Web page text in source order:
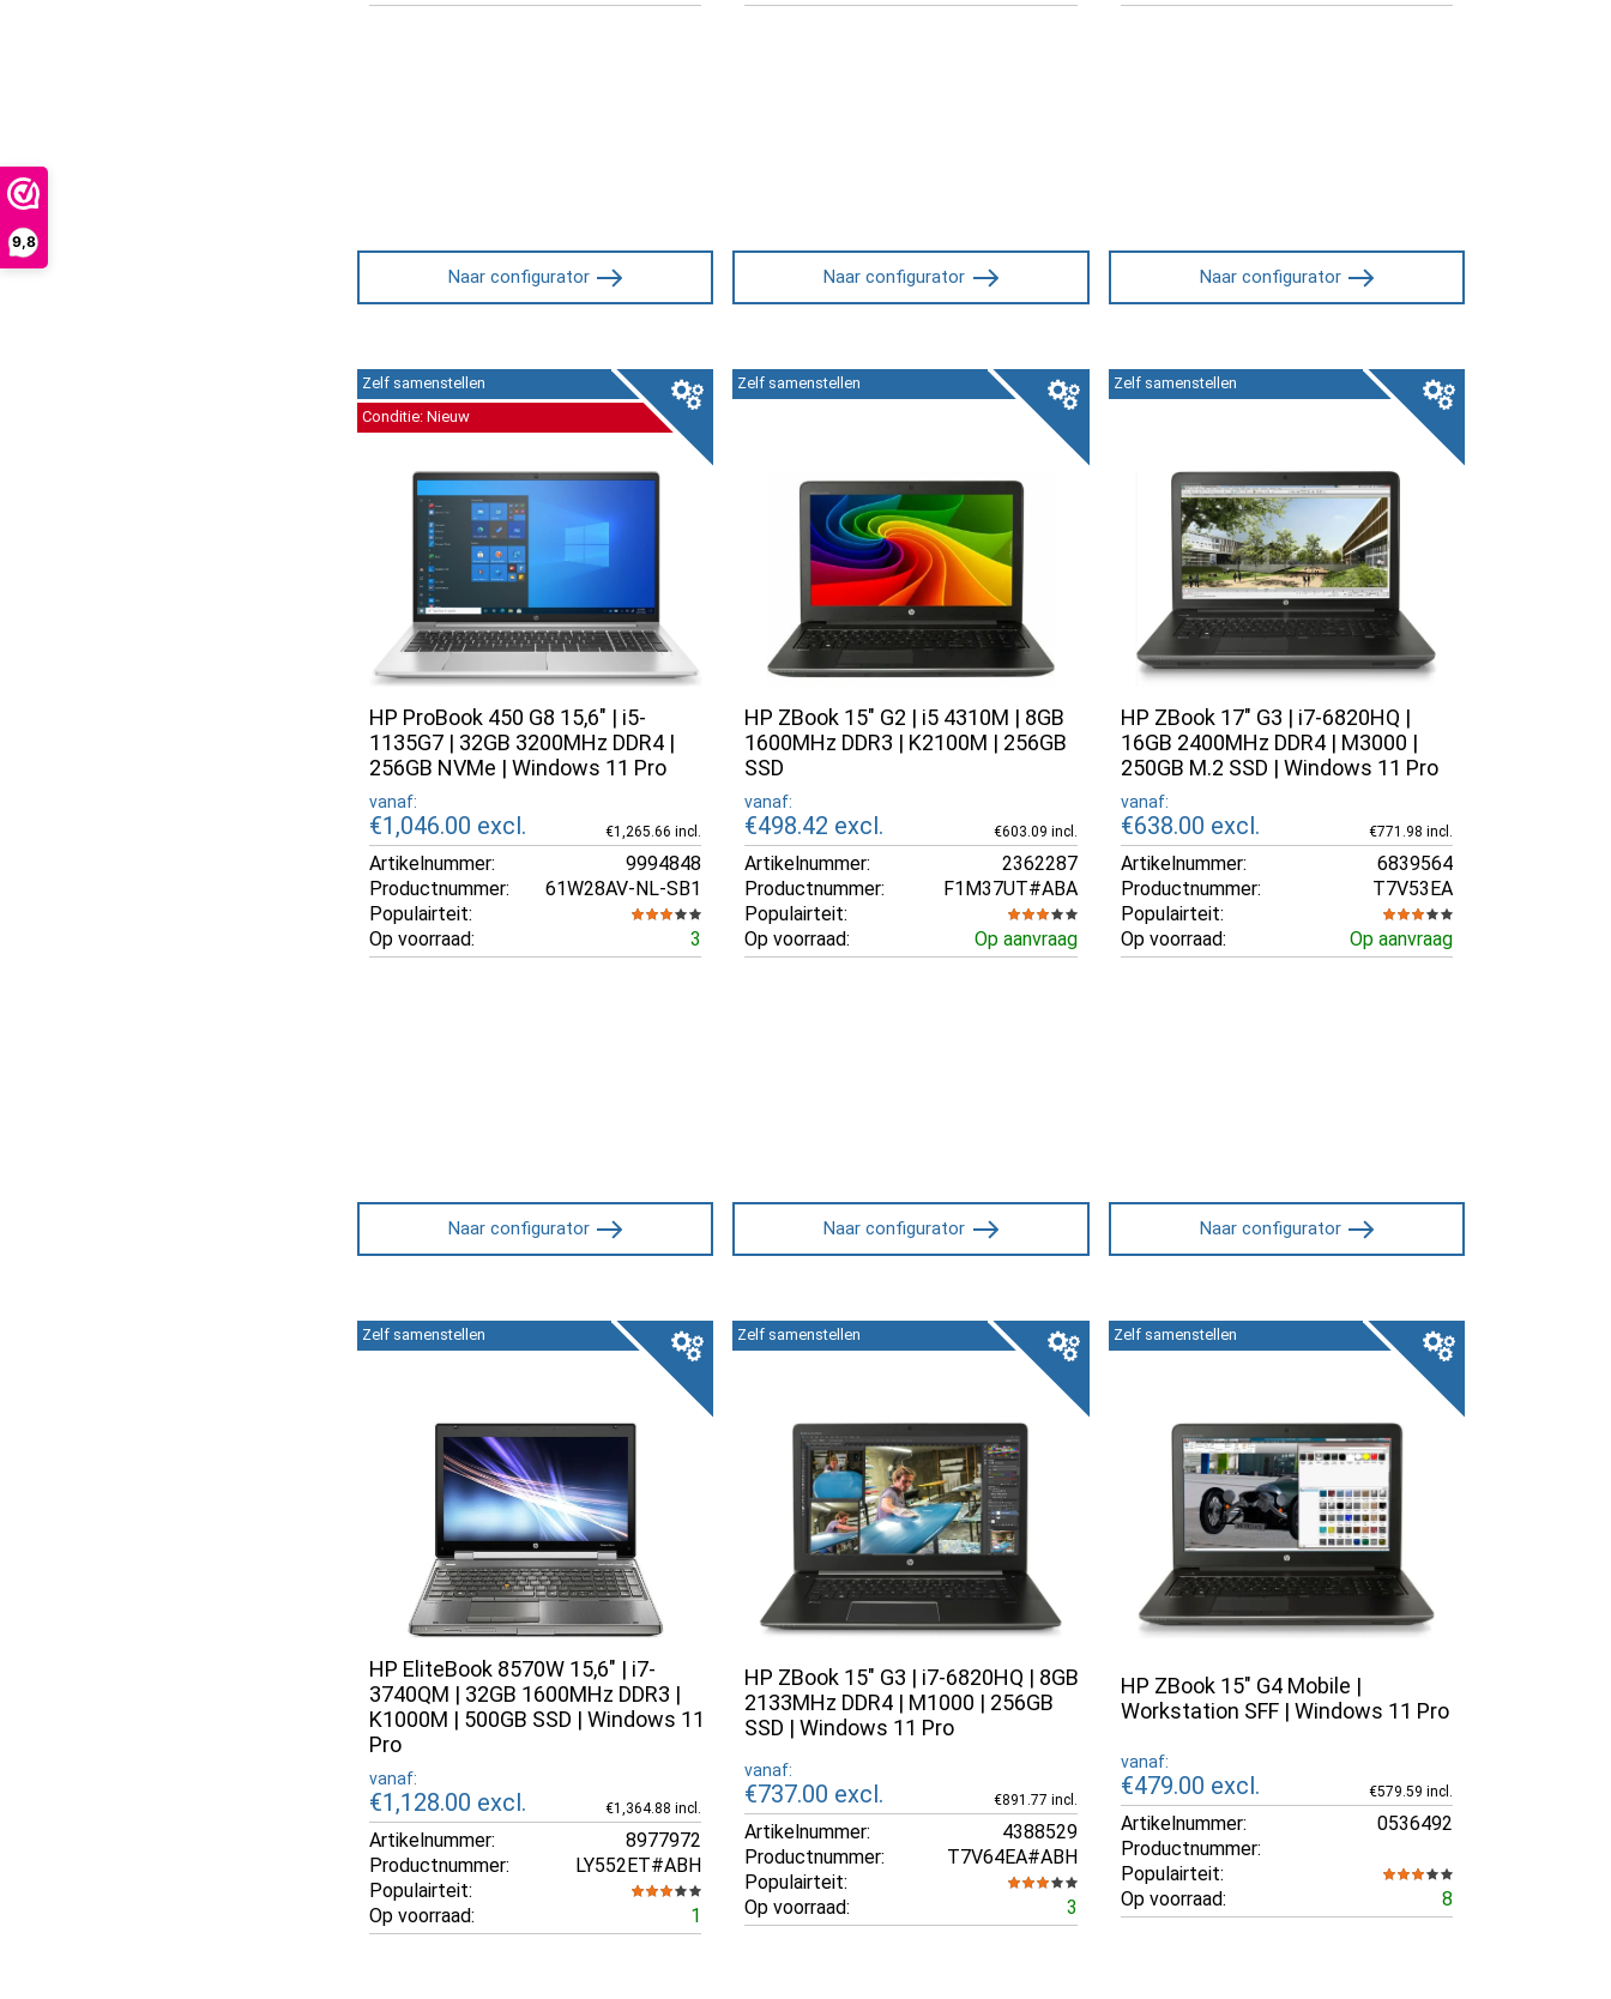
9,8
Naar configurator Naar configurator Naar configurator
HP ProBook 450 G8 15,6" | i5-
1135G7 | 32GB 3200MHz DDR4 |
256GB NVMe | Windows 11 Pro
vanaf:
€1,046.00 excl. €1,265.66 incl.
Artikelnummer:
9994848
Productnummer:
61W28AV-NL-SB1
Populairteit:
Op voorraad:
3
Zelf samenstellen
Conditie: Nieuw
Naar configurator
HP ZBook 15" G2 | i5 4310M | 8GB
1600MHz DDR3 | K2100M | 256GB
SSD
vanaf:
€498.42 excl. €603.09 incl.
Artikelnummer:
2362287
Productnummer:
F1M37UT#ABA
Populairteit:
Op voorraad:
Op aanvraag
Zelf samenstellen
Naar configurator
HP ZBook 17" G3 | i7-6820HQ |
16GB 2400MHz DDR4 | M3000 |
250GB M.2 SSD | Windows 11 Pro
vanaf:
€638.00 excl. €771.98 incl.
Artikelnummer:
6839564
Productnummer:
T7V53EA
Populairteit:
Op voorraad:
Op aanvraag
Zelf samenstellen
Naar configurator
HP EliteBook 8570W 15,6" | i7-
3740QM | 32GB 1600MHz DDR3 |
K1000M | 500GB SSD | Windows 11
Pro
vanaf:
€1,128.00 excl. €1,364.88 incl.
Artikelnummer:
8977972
Productnummer:
LY552ET#ABH
Populairteit:
Op voorraad:
1
Zelf samenstellen
HP ZBook 15" G3 | i7-6820HQ | 8GB
2133MHz DDR4 | M1000 | 256GB
SSD | Windows 11 Pro
vanaf:
€737.00 excl. €891.77 incl.
Artikelnummer:
4388529
Productnummer:
T7V64EA#ABH
Populairteit:
Op voorraad:
3
Zelf samenstellen
HP ZBook 15" G4 Mobile |
Workstation SFF | Windows 11 Pro
vanaf:
€479.00 excl. €579.59 incl.
Artikelnummer:
0536492
Productnummer:
Populairteit:
Op voorraad:
8
Zelf samenstellen